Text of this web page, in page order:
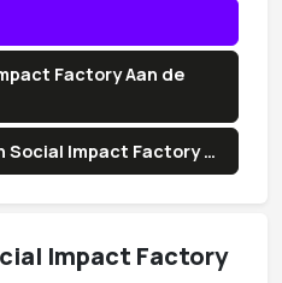
Factory Aan de
Impact Factory Aan de Gracht
Impact Factory